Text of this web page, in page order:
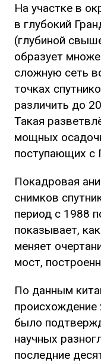
На участке в
в глубокий
(глубиной
образует
сложную сеть
точках
различить до
Такая
мощных
поступающих с
Покадровая
снимков
период с 1988
показывает,
меняет
мост,
По данным
происхождение
было
научных
последние